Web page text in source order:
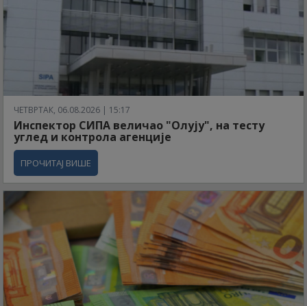
ЧЕТВРТАК, 06.08.2026 | 15:17
Инспектор СИПА величао "Олују", на тесту
углед и контрола агенције
ПРОЧИТАЈ ВИШЕ